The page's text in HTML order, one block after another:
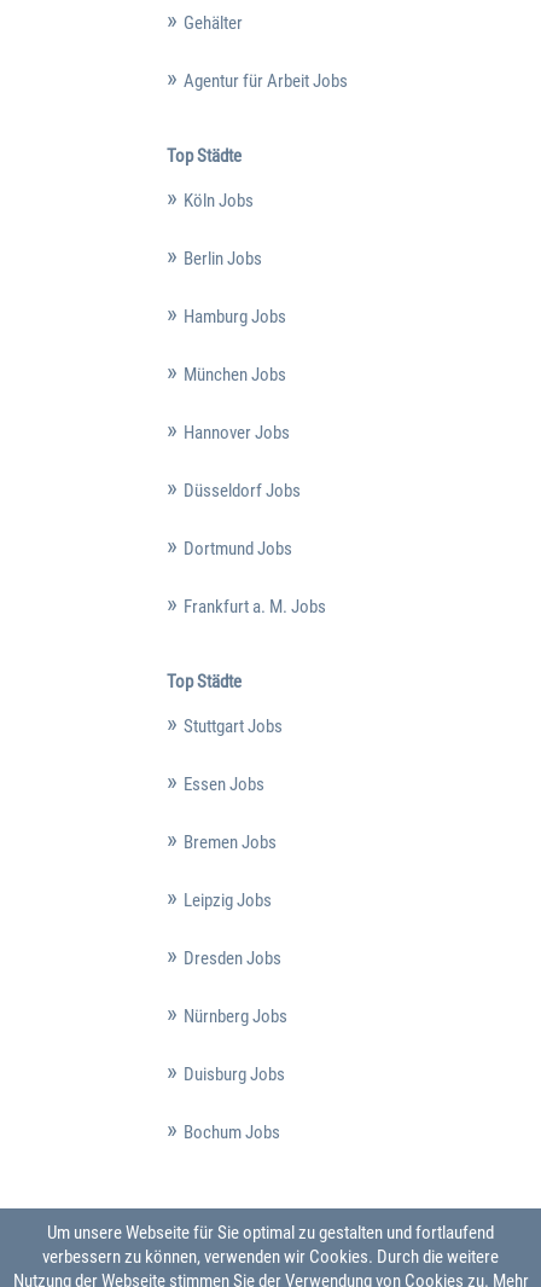
Gehälter
Agentur für Arbeit Jobs
Top Städte
Köln Jobs
Berlin Jobs
Hamburg Jobs
München Jobs
Hannover Jobs
Düsseldorf Jobs
Dortmund Jobs
Frankfurt a. M. Jobs
Top Städte
Stuttgart Jobs
Essen Jobs
Bremen Jobs
Leipzig Jobs
Dresden Jobs
Nürnberg Jobs
Duisburg Jobs
Bochum Jobs
Um unsere Webseite für Sie optimal zu gestalten und fortlaufend
verbessern zu können, verwenden wir Cookies. Durch die weitere
Nutzung der Webseite stimmen Sie der Verwendung von Cookies zu. Mehr